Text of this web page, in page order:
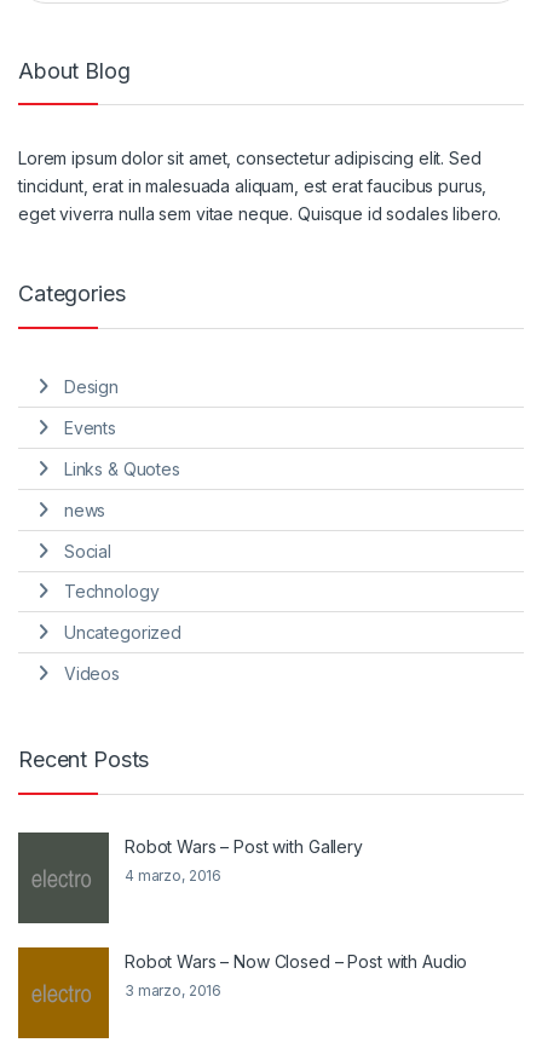
About Blog
Lorem ipsum dolor sit amet, consectetur adipiscing elit. Sed
tincidunt, erat in malesuada aliquam, est erat faucibus purus,
eget viverra nulla sem vitae neque. Quisque id sodales libero.
Categories
Design
Events
Links & Quotes
news
Social
Technology
Uncategorized
Videos
Recent Posts
Robot Wars – Post with Gallery
4 marzo, 2016
Robot Wars – Now Closed – Post with Audio
3 marzo, 2016